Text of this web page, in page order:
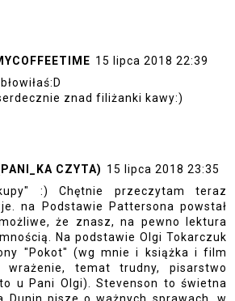
15 lipca 2018 22:39
znad filiżanki kawy:)
CZYTA) 15 lipca 2018 23:35
:) Chętnie przeczytam teraz
na Podstawie Pattersona powstał
że znasz, na pewno lektura
Na podstawie Olgi Tokarczuk
"Pokot" (wg mnie i książka i film
wrażenie, temat trudny, pisarstwo
u Pani Olgi). Stevenson to świetna